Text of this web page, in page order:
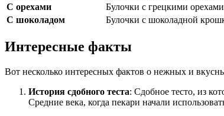
С орехами
Булочки с грецкими орехами
С шоколадом
Булочки с шоколадной
Интересные факты
Вот несколько интересных фактов о нежных и
История сдобного теста: Сдобное тесто, из
Средние века, когда пекари начали